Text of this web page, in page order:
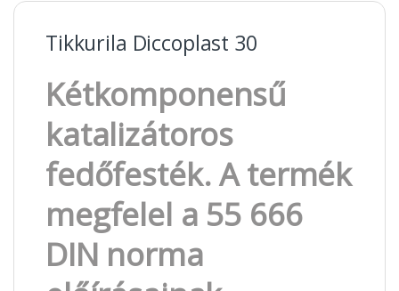
Tikkurila Diccoplast 30
Kétkomponensű
katalizátoros
fedőfesték. A termék
megfelel a 55 666
DIN norma